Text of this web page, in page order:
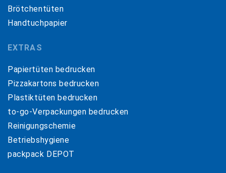
Brötchentüten
Handtuchpapier
EXTRAS
Papiertüten bedrucken
Pizzakartons bedrucken
Plastiktüten bedrucken
to-go-Verpackungen bedrucken
Reinigungschemie
Betriebshygiene
packpack DEPOT